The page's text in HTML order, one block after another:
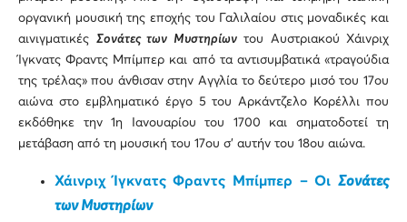
οργανική μουσική της εποχής του Γαλιλαίου στις μοναδικές και
αινιγματικές Σονάτες των Μυστηρίωντου Aυστριακού Χάινριχ
Ίγκνατς Φραντς Μπίμπερ και από τα αντισυμβατικά «τραγούδια
της τρέλας» που άνθισαν στην Αγγλία το δεύτερο μισό του 17ου
αιώνα στο εμβληματικό έργο 5 του Αρκάντζελο Κορέλλι που
εκδόθηκε την 1η Ιανουαρίου του 1700 και σηματοδοτεί τη
μετάβαση από τη μουσική του 17ου σ’ αυτήν του 18ου αιώνα.
Χάινριχ Ίγκνατς Φραντς Μπίμπερ – Οι Σονάτες
των Μυστηρίων